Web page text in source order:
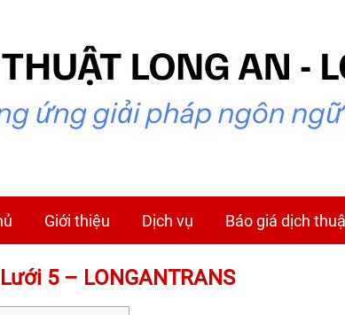
Giới thiệu Dịch vụ Báo giá dịch
5 – LONGANTRANS